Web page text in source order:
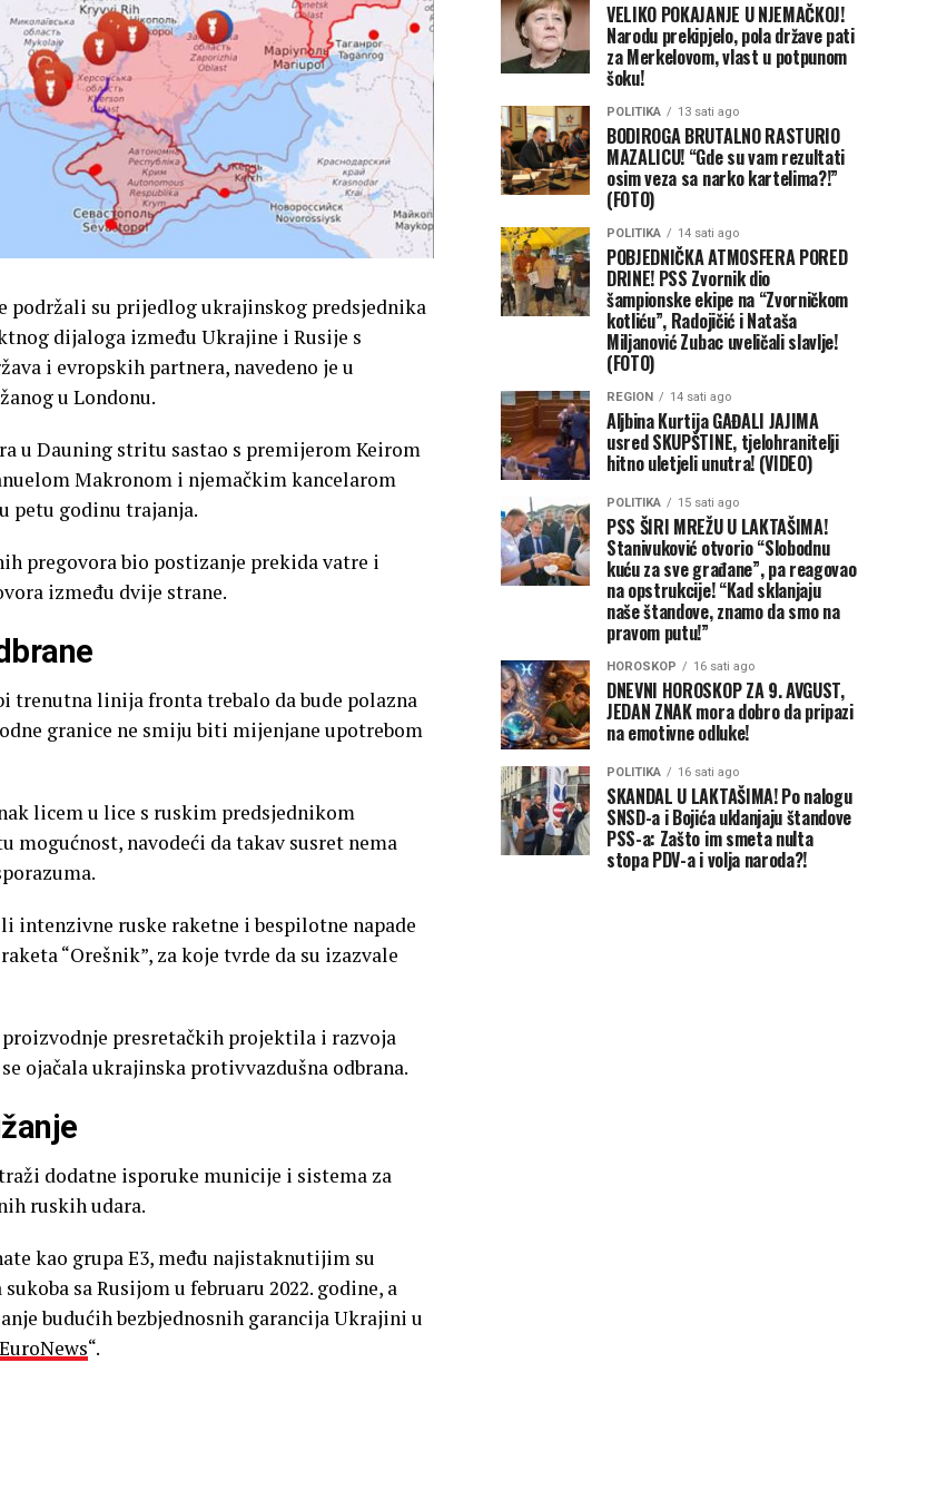
podržali su prijedlog ukrajinskog predsjednika
dijaloga između Ukrajine i Rusije s
i evropskih partnera, navedeno je u
u Londonu.
u Dauning stritu sastao s premijerom Keirom
Makronom i njemačkim kancelarom
petu godinu trajanja.
pregovora bio postizanje prekida vatre i
između dvije strane.
trenutna linija fronta trebalo da bude polazna
granice ne smiju biti mijenjane upotrebom
licem u lice s ruskim predsjednikom
navodeći da takav susret nema
intenzivne ruske raketne i bespilotne napade
“Orešnik”, za koje tvrde da su izazvale
presretačkih projektila i razvoja
ojačala ukrajinska protivvazdušna odbrana.
dodatne isporuke municije i sistema za
ruskih udara.
kao grupa E3, među najistaknutijim su
sa Rusijom u februaru 2022. godine, a
budućih bezbjednosnih garancija Ukrajini u
EuroNews“.
VELIKO POKAJANJE U NJEMAČKOJ!
Narodu prekipjelo, pola države pati
za Merkelovom, vlast u potpunom
šoku!
POLITIKA 13 sati ago
BODIROGA BRUTALNO RASTURIO
MAZALICU! “Gde su vam rezultati
osim veza sa narko kartelima?!”
(FOTO)
POLITIKA 14 sati ago
POBJEDNIČKA ATMOSFERA PORED
DRINE! PSS Zvornik dio
šampionske ekipe na “Zvorničkom
kotliću”, Radojičić i Nataša
Miljanović Zubac uveličali slavlje!
(FOTO)
REGION 14 sati ago
Aljbina Kurtija GAĐALI JAJIMA
usred SKUPŠTINE, tjelohranitelji
hitno uletjeli unutra! (VIDEO)
POLITIKA 15 sati ago
PSS ŠIRI MREŽU U LAKTAŠIMA!
Stanivuković otvorio “Slobodnu
kuću za sve građane”, pa reagovao
na opstrukcije! “Kad sklanjaju
naše štandove, znamo da smo na
pravom putu!”
HOROSKOP 16 sati ago
DNEVNI HOROSKOP ZA 9. AVGUST,
JEDAN ZNAK mora dobro da pripazi
na emotivne odluke!
POLITIKA 16 sati ago
SKANDAL U LAKTAŠIMA! Po nalogu
SNSD-a i Bojića uklanjaju štandove
PSS-a: Zašto im smeta nulta
stopa PDV-a i volja naroda?!